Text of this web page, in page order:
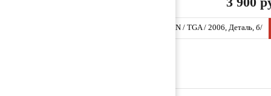
Натяжитель ремня 51958007397 (TT377 / MAN / TGA / 2006, Деталь, б/